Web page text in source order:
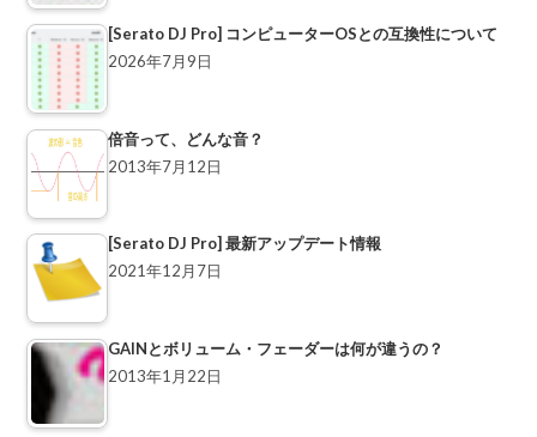
[Serato DJ Pro] コンピューターOSとの互換性について
2026年7月9日
倍音って、どんな音？
2013年7月12日
[Serato DJ Pro] 最新アップデート情報
2021年12月7日
GAINとボリューム・フェーダーは何が違うの？
2013年1月22日